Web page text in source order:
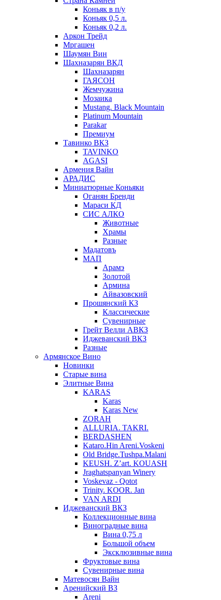
Коньяк в п/у
Коньяк 0,5 л.
Коньяк 0,2 л.
Аркон Трейд
Мргашен
Шаумян Вин
Шахназарян ВКД
Шахназарян
ГАЯСОН
Жемчужина
Мозаика
Mustang. Black Mountain
Platinum Mountain
Parakar
Премиум
Тавинко ВКЗ
TAVINKO
AGASI
Армения Вайн
АРАДИС
Миниатюрные Коньяки
Оганян Бренди
Мараси КД
СИС АЛКО
Животные
Храмы
Разные
Мадатовъ
МАП
Арамэ
Золотой
Армина
Айвазовский
Прошянский КЗ
Классические
Сувенирные
Грейт Велли АВКЗ
Иджеванский ВКЗ
Разные
Армянское Вино
Новинки
Старые вина
Элитные Вина
KARAS
Karas
Karas New
ZORAH
ALLURIA. TAKRI.
BERDASHEN
Kataro.Hin Areni.Voskeni
Old Bridge.Tushpa.Malani
KEUSH. Z’art. KOUASH
Jraghatspanyan Winery
Voskevaz - Qotot
Trinity. KOOR. Jan
VAN ARDI
Иджеванский ВКЗ
Коллекционные вина
Виноградные вина
Вина 0,75 л
Большой объем
Эксклюзивные вина
Фруктовые вина
Cувенирные вина
Матевосян Вайн
Аренийский ВЗ
Areni